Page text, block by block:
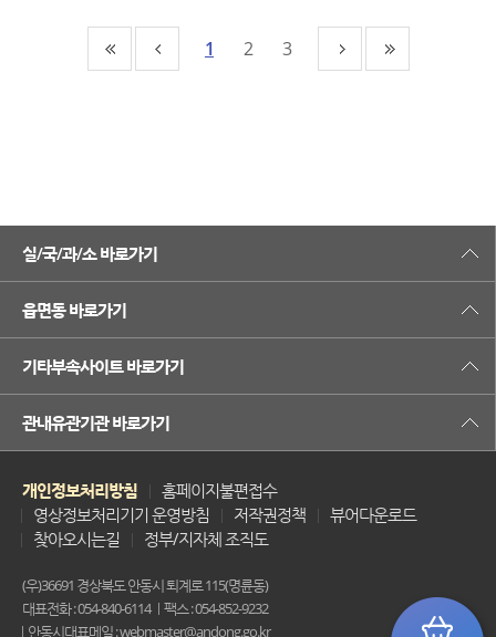
1 2 3
실/국/과/소 바로가기
읍면동 바로가기
기타부속사이트 바로가기
관내유관기관 바로가기
개인정보처리방침
홈페이지불편접수
영상정보처리기기 운영방침
저작권정책
뷰어다운로드
찾아오시는길
정부/지자체 조직도
(우)36691 경상북도 안동시 퇴계로 115(명륜동)
대표전화 : 054-840-6114
팩스 : 054-852-9232
안동시대표메일 : webmaster@andong.go.kr